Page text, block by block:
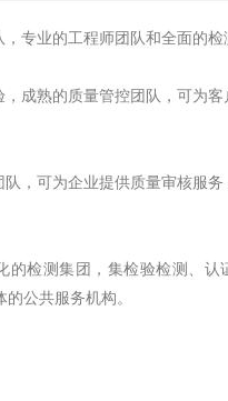
专业的工程师团队和全面的检
，成熟的质量管控团队，可为
，可为企业提供质量审核服务
的检测集团，集检验检测、认
公共服务机构。